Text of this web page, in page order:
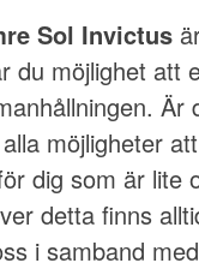
Sol Invictus
du möjlighet att
Är
möjligheter
dig som är lite
detta finns
i samband